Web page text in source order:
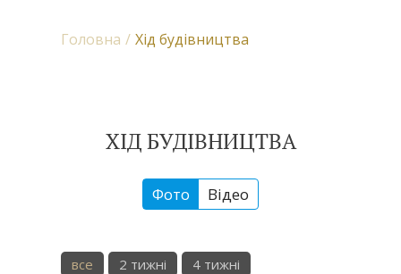
Головна Хід будівництва
ХІД БУДІВНИЦТВА
Фото Відео
все 2 тижні 4 тижні